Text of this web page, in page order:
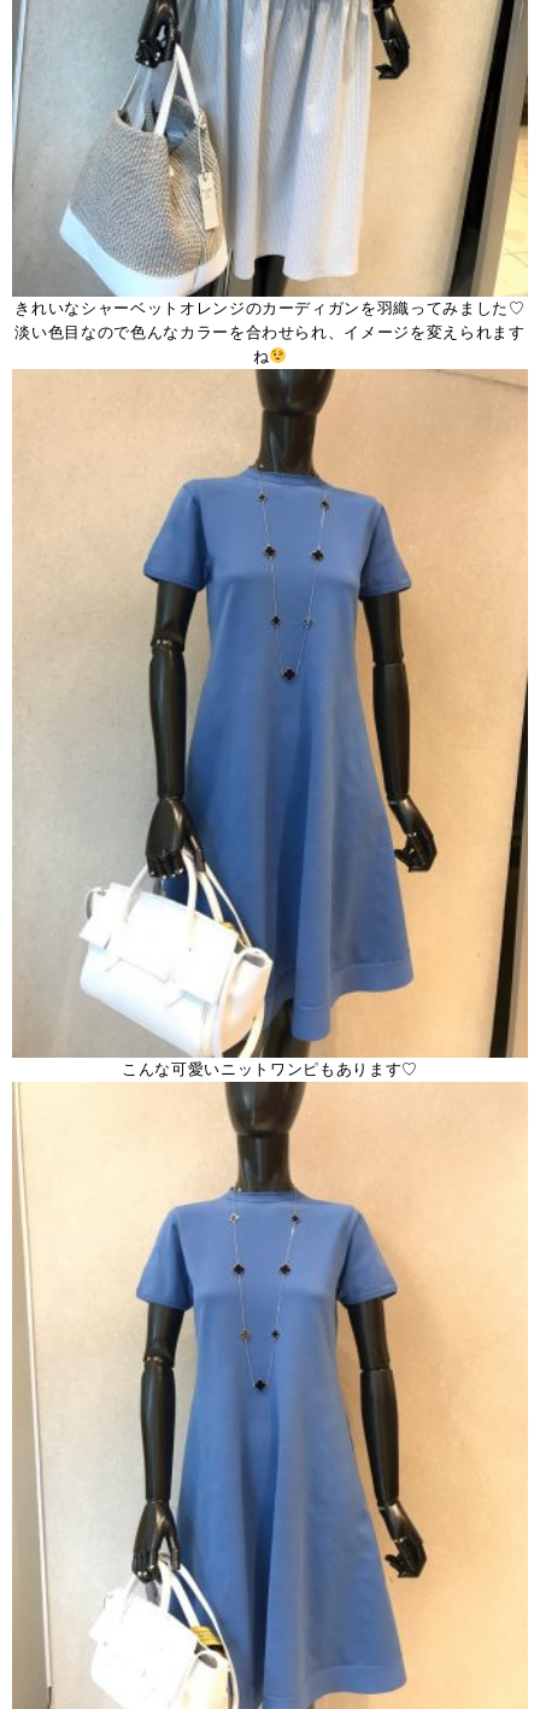
きれいなシャーベットオレンジのカーディガンを羽織ってみました♡
淡い色目なので色んなカラーを合わせられ、イメージを変えられます
ね
こんな可愛いニットワンピもあります♡